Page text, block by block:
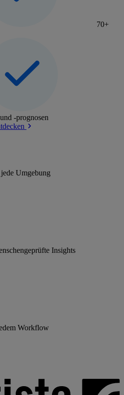
70+
-prognosen
Umgebung
Insights
Workflow